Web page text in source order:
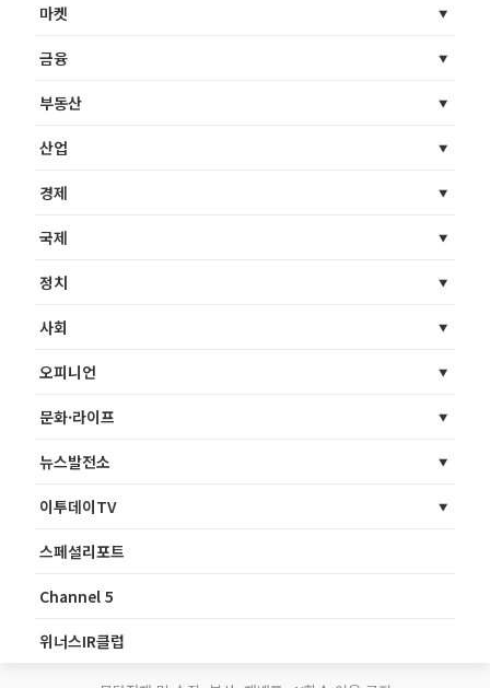
마켓
금융
부동산
산업
경제
국제
정치
사회
오피니언
문화·라이프
뉴스발전소
이투데이TV
스페셜리포트
Channel 5
위너스IR클럽